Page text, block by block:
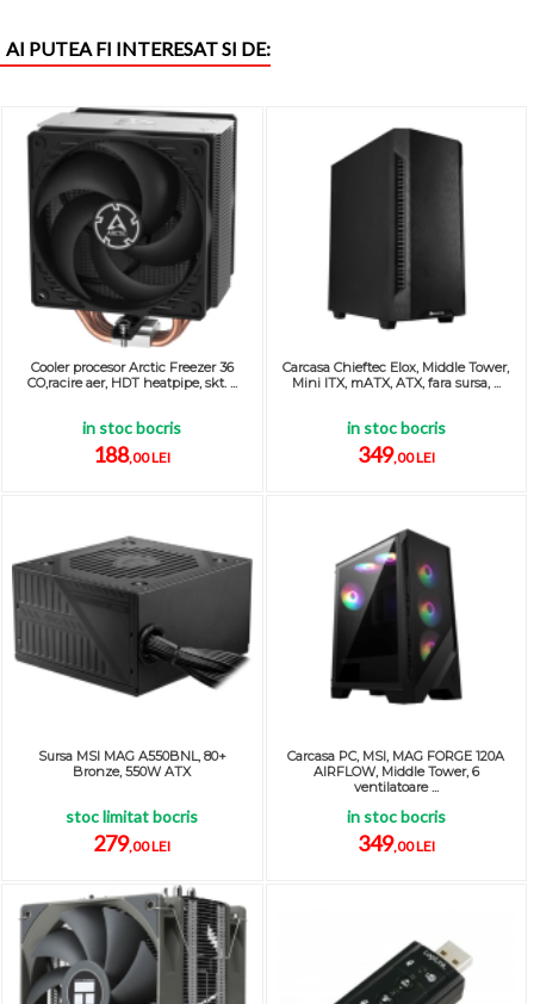
AI PUTEA FI INTERESAT SI DE:
Cooler procesor Arctic Freezer 36
CO,racire aer, HDT heatpipe, skt. ...
in stoc bocris
188,00 LEI
Carcasa Chieftec Elox, Middle Tower,
Mini ITX, mATX, ATX, fara sursa, ...
in stoc bocris
349,00 LEI
Sursa MSI MAG A550BNL, 80+
Bronze, 550W ATX
stoc limitat bocris
279,00 LEI
Carcasa PC, MSI, MAG FORGE 120A
AIRFLOW, Middle Tower, 6
ventilatoare ...
in stoc bocris
349,00 LEI